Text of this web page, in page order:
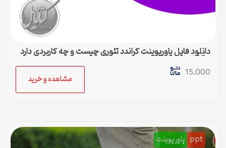
دانلود فایل پاورپوینت گراندد تئوری چیست و چه کاربردی دارد
15,000
مشاهده و خرید
ppt پاورپوینت